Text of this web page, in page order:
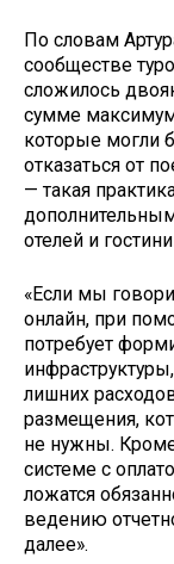
По словам
сообществе
сложилось
сумме
которые могли
отказаться от
— такая
отелей и
«Если мы
онлайн, при
потребует
лишних
размещения,
не нужны.
системе с
ложатся
ведению
далее».